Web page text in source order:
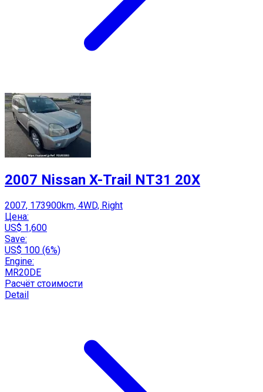
2007 Nissan X-Trail NT31 20X
2007, 173900km, 4WD, Right
Цена:
US$ 1,600
Save:
US$ 100 (6%)
Engine:
MR20DE
Расчёт стоимости
Detail